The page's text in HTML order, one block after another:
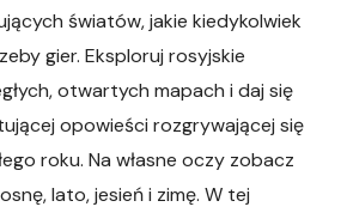
światów, jakie kiedykolwiek
gier. Eksploruj rosyjskie
otwartych mapach i daj się
opowieści rozgrywającej się
roku. Na własne oczy zobacz
lato, jesień i zimę. W tej